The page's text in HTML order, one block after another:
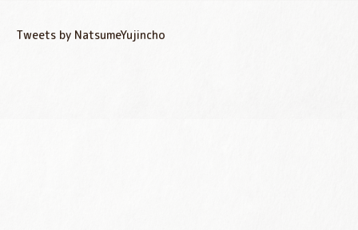
Tweets by NatsumeYujincho